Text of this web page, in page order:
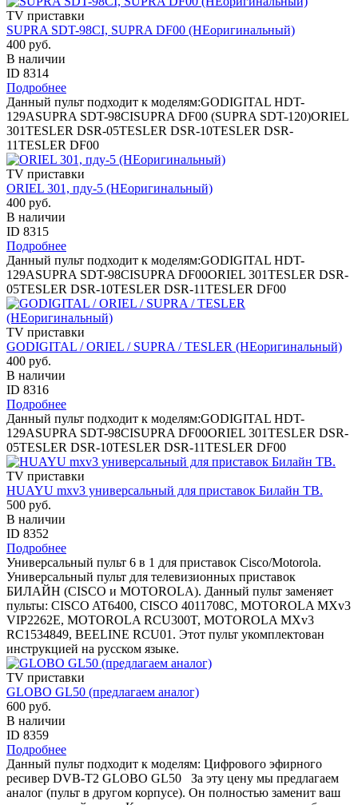
TV приставки
SUPRA SDT-98CI, SUPRA DF00 (НЕоригинальный)
400 руб.
В наличии
ID 8314
Подробнее
Данный пульт подходит к моделям:GODIGITAL HDT-
129ASUPRA SDT-98CISUPRA DF00 (SUPRA SDT-120)ORIEL
301TESLER DSR-05TESLER DSR-10TESLER DSR-
11TESLER DF00
TV приставки
ORIEL 301, пду-5 (НЕоригинальный)
400 руб.
В наличии
ID 8315
Подробнее
Данный пульт подходит к моделям:GODIGITAL HDT-
129ASUPRA SDT-98CISUPRA DF00ORIEL 301TESLER DSR-
05TESLER DSR-10TESLER DSR-11TESLER DF00
TV приставки
GODIGITAL / ORIEL / SUPRA / TESLER (НЕоригинальный)
400 руб.
В наличии
ID 8316
Подробнее
Данный пульт подходит к моделям:GODIGITAL HDT-
129ASUPRA SDT-98CISUPRA DF00ORIEL 301TESLER DSR-
05TESLER DSR-10TESLER DSR-11TESLER DF00
TV приставки
HUAYU mxv3 универсальный для приставок Билайн ТВ.
500 руб.
В наличии
ID 8352
Подробнее
Универсальный пульт 6 в 1 для приставок Cisco/Motorola.
Универсальный пульт для телевизионных приставок
БИЛАЙН (CISCO и MOTOROLA). Данный пульт заменяет
пульты: CISCO AT6400, CISCO 4011708C, MOTOROLA MXv3
VIP2262E, MOTOROLA RCU300T, MOTOROLA MXv3
RC1534849, BEELINE RCU01. Этот пульт укомплектован
инструкцией на русском языке.
TV приставки
GLOBO GL50 (предлагаем аналог)
600 руб.
В наличии
ID 8359
Подробнее
Данный пульт подходит к моделям: Цифрового эфирного
ресивер DVB-T2 GLOBO GL50 За эту цену мы предлагаем
аналог (пульт в другом корпусе). Он полностью заменит ваш